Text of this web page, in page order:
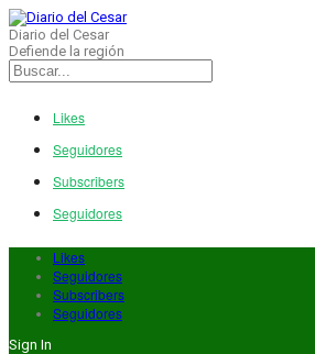
Diario del Cesar
Defiende la región
Likes
Seguidores
Subscribers
Seguidores
Likes
Seguidores
Subscribers
Seguidores
Sign In